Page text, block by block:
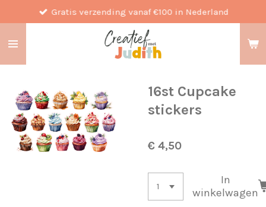
direct
naar
Gratis verzending vanaf €100 in Nederland
16st Cupcake
stickers
€ 4,50
In
winkelwagen